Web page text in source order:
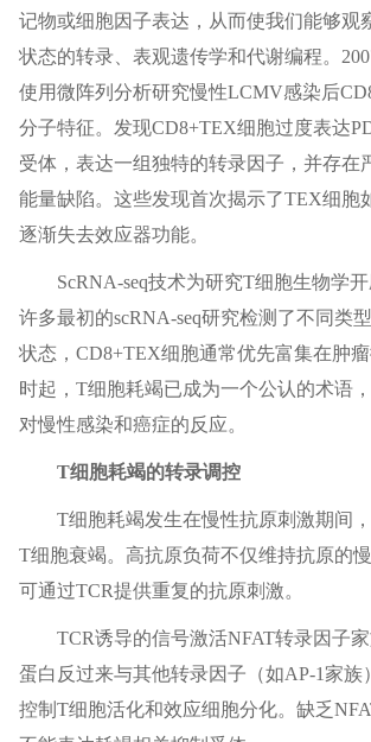
记物或细胞因子表达，从而使我们能够观
状态的转录、表观遗传学和代谢编程。
使用微阵列分析研究慢性LCMV感染后
分子特征。发现CD8+TEX细胞过度表达
受体，表达一组独特的转录因子，并存在
能量缺陷。这些发现首次揭示了TEX细胞
逐渐失去效应器功能。
ScRNA-seq技术为研究T细胞生物学开
许多最初的scRNA-seq研究检测了不同类
状态，CD8+TEX细胞通常优先富集在肿
时起，T细胞耗竭已成为一个公认的术语
对慢性感染和癌症的反应。
T细胞耗竭的转录调控
T细胞耗竭发生在慢性抗原刺激期间
T细胞衰竭。高抗原负荷不仅维持抗原的
可通过TCR提供重复的抗原刺激。
TCR诱导的信号激活NFAT转录因子
蛋白反过来与其他转录因子（如AP-1家族
控制T细胞活化和效应细胞分化。缺乏